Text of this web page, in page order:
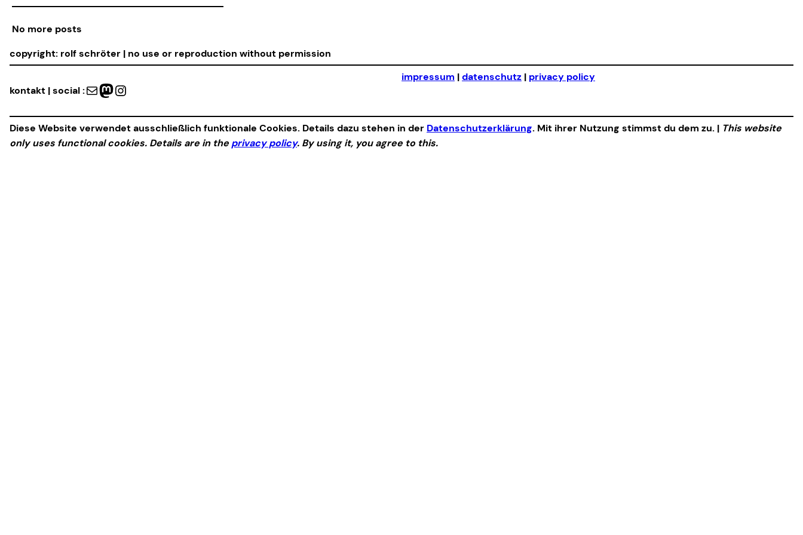
No more posts
copyright: rolf schröter | no use or reproduction without permission
kontakt | social :Mail Mastodon Instagram
impressum |datenschutz | privacy policy
Diese Website verwendet ausschließlich funktionale Cookies. Details dazu stehen in der Datenschutzerklärung. Mit ihrer Nutzung stimmst du dem zu. | This website
only uses functional cookies. Details are in the privacy policy. By using it, you agree to this.